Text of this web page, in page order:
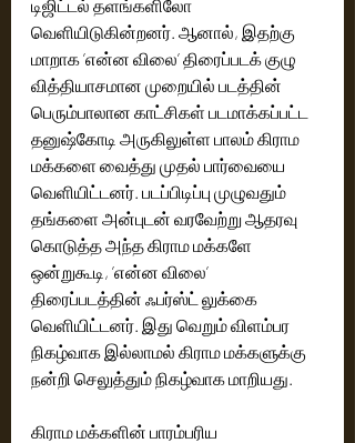
டிஜிட்டல் தளங்களிலோ
வெளியிடுகின்றனர். ஆனால், இதற்கு
மாறாக ’என்ன விலை’ திரைப்படக் குழு
வித்தியாசமான முறையில் படத்தின்
பெரும்பாலான காட்சிகள் படமாக்கப்பட்ட
தனுஷ்கோடி அருகிலுள்ள பாலம் கிராம
மக்களை வைத்து முதல் பார்வையை
வெளியிட்டனர். படப்பிடிப்பு முழுவதும்
தங்களை அன்புடன் வரவேற்று ஆதரவு
கொடுத்த அந்த கிராம மக்களே
ஒன்றுகூடி, ’என்ன விலை’
திரைப்படத்தின் ஃபர்ஸ்ட் லுக்கை
வெளியிட்டனர். இது வெறும் விளம்பர
நிகழ்வாக இல்லாமல் கிராம மக்களுக்கு
நன்றி செலுத்தும் நிகழ்வாக மாறியது.
கிராம மக்களின் பாரம்பரிய